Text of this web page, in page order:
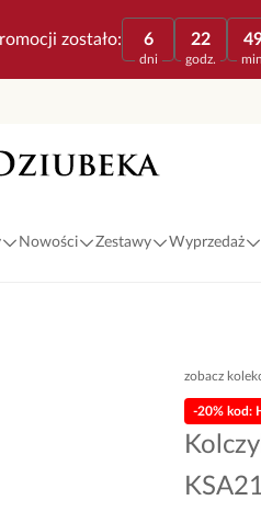
zostało: 6
dni
22
godz.
Nowości Zestawy Wyprzedaż
zobacz
-20% kod: